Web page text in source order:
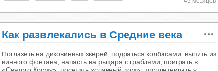
В другом хадисе рассказывается о том, что
однажды кошка спасла от ядовитой змеи
соратника пророка, который, в связи с этим,
получил имя Абу Хурайра — «Отец кошек».
(для жевания).
В XVIII веке были опубликованы две первые
английские монографии, посвященные
рассказывают о том, что серьезные споры муж с
женой могли решать настоящим боем! Победителя
определял специальный судья, а сам процесс
проходил в достаточно необычном формате. Муж
спускался в яму по пояс, ему выдавалась дубинка.
А жена оставалась на земле и была вооружена
тряпичной сумкой, внутри которой лежал
Обычно нам представляется рыцарь в качестве
собой железа верхом на лошади. Неуязвимый в
своих доспехах воин очень сильно бьёт, однако
Как развлекались в Средние века
Поглазеть на диковинных зверей, подраться колбасами, выпить из
винного фонтана, напасть на рыцаря с граблями, поиграть в